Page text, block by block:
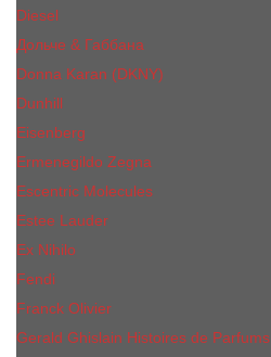
Diesel
Дольче & Габбана
Donna Karan (DKNY)
Dunhill
Eisenberg
Ermenegildo Zegna
Escentric Molecules
Еsteе Lаudеr
Ex Nihilo
Fendi
Franck Olivier
Gerald Ghislain Histoires de Parfums